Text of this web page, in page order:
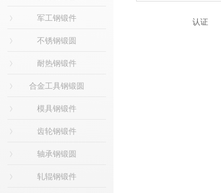
军工钢锻件
不锈钢锻圆
耐热钢锻件
合金工具钢锻圆
模具钢锻件
齿轮钢锻件
轴承钢锻圆
轧辊钢锻件